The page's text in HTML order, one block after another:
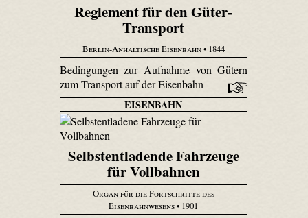
Reglement für den Güter-
Transport
Berlin-Anhaltische Eisenbahn• 1844
Bedingungen zur Aufnahme von Gütern
zum Transport auf der Eisenbahn
EISENBAHN
Selbstentladende Fahrzeuge
für Vollbahnen
Organ für die Fortschritte des
Eisenbahnwesens• 1901